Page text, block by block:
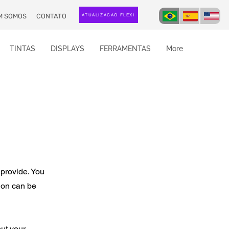
SOMOS CONTATO ATUALIZAÇÃO FLEXI
TINTAS DISPLAYS FERRAMENTAS More
You
can be